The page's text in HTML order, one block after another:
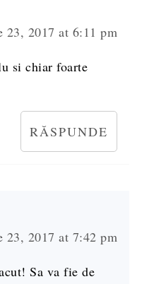
23, 2017 at 6:11 pm
si chiar foarte
RĂSPUNDE
23, 2017 at 7:42 pm
Sa va fie de